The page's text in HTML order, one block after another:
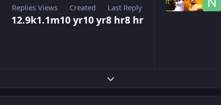
Replies
12.9k
Views
1.1m
Created
10 yr10 yr
Last Reply
8 hr8 hr
Expand topic overview